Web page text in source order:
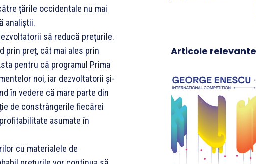
țările occidentale nu mai
analiștii.
să reducă prețurile.
prin preț, cât mai ales prin
pentru că programul Prima
noi, iar dezvoltatorii și-
în vedere că mare parte din
de constrângerile fiecărei
asumate în
cu materialele de
Articole relevante